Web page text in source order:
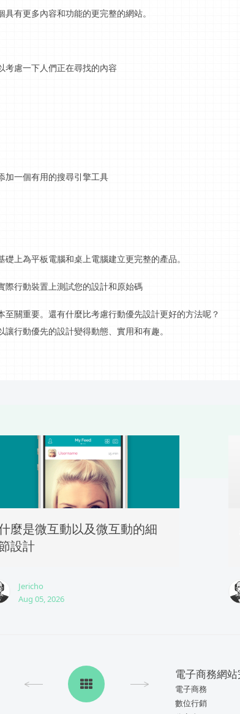
具有更多內容和功能的更完整的網站。
考慮一下人們正在尋找的內容
加一個有用的搜尋引擎工具
礎上為平板電腦和桌上電腦建立更完整的產品。
際行動裝置上測試您的設計和 原始碼
至關重要。還有什麼比考慮行動優先設計更好的方法呢？
讓行動優先的設計變得動態、實用和有趣。
麼是微互動以及微互動的細
設計
Jericho
Aug 05, 2026
電子商務
數位行銷